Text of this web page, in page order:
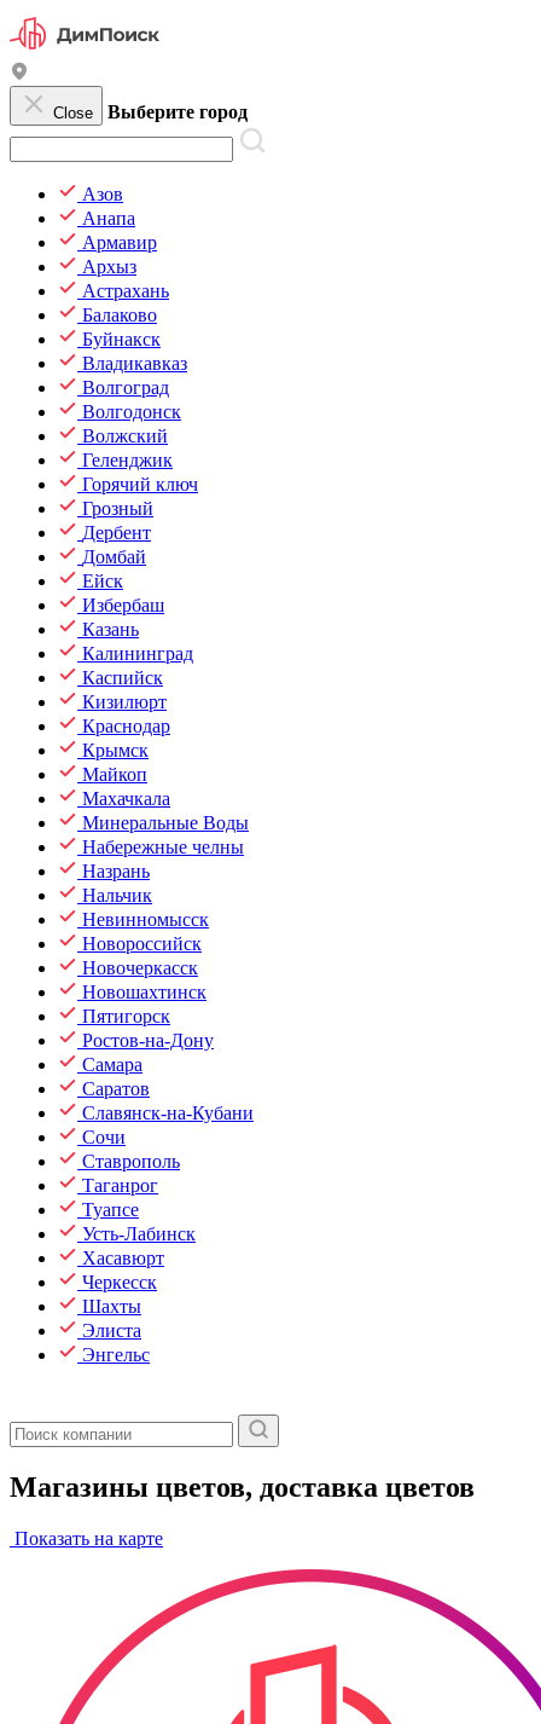
Close Выберите город
Азов
Анапа
Армавир
Архыз
Астрахань
Балаково
Буйнакск
Владикавказ
Волгоград
Волгодонск
Волжский
Геленджик
Горячий ключ
Грозный
Дербент
Домбай
Ейск
Избербаш
Казань
Калининград
Каспийск
Кизилюрт
Краснодар
Крымск
Майкоп
Махачкала
Минеральные Воды
Набережные челны
Назрань
Нальчик
Невинномысск
Новороссийск
Новочеркасск
Новошахтинск
Пятигорск
Ростов-на-Дону
Самара
Саратов
Славянск-на-Кубани
Сочи
Ставрополь
Таганрог
Туапсе
Усть-Лабинск
Хасавюрт
Черкесск
Шахты
Элиста
Энгельс
Магазины цветов, доставка цветов
Показать на карте